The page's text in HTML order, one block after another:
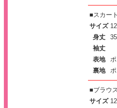
■スカート
サイズ
身丈
35
袖丈
表地
裏地
■ブラウ
サイズ